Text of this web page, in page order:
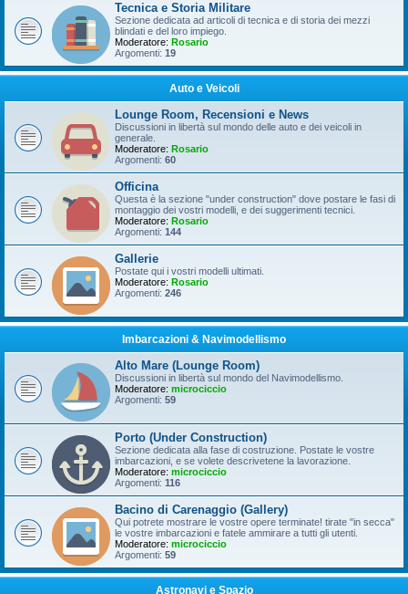
Tecnica e Storia Militare
Sezione dedicata ad articoli di tecnica e di storia dei mezzi
blindati e del loro impiego.
Moderatore: Rosario
Argomenti: 19
Auto e Veicoli
Lounge Room, Recensioni e News
Discussioni in libertà sul mondo delle auto e dei veicoli in
generale.
Moderatore: Rosario
Argomenti: 60
Officina
Questa è la sezione "under construction" dove postare le fasi di
montaggio dei vostri modelli, e dei suggerimenti tecnici.
Moderatore: Rosario
Argomenti: 144
Gallerie
Postate qui i vostri modelli ultimati.
Moderatore: Rosario
Argomenti: 246
Imbarcazioni & Navimodellismo
Alto Mare (Lounge Room)
Discussioni in libertà sul mondo del Navimodellismo.
Moderatore: microciccio
Argomenti: 59
Porto (Under Construction)
Sezione dedicata alla fase di costruzione. Postate le vostre
imbarcazioni, e se volete descrivetene la lavorazione.
Moderatore: microciccio
Argomenti: 116
Bacino di Carenaggio (Gallery)
Qui potrete mostrare le vostre opere terminate! tirate "in secca"
le vostre imbarcazioni e fatele ammirare a tutti gli utenti.
Moderatore: microciccio
Argomenti: 59
Astronavi e Spazio